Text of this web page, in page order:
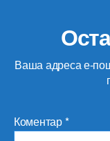
Ваша адреса е-
Коментар*